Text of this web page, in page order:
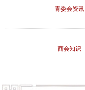
青委会资讯
商会知识